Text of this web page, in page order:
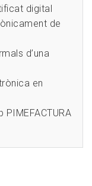
digital
de
d’una
en